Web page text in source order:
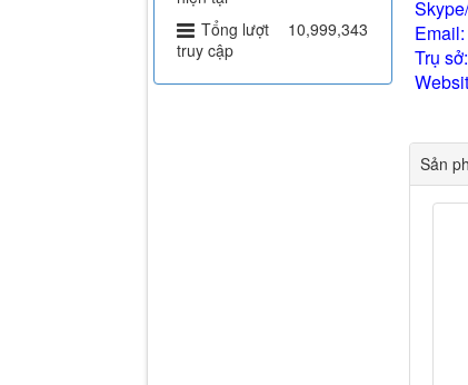
Trụ
Sản
Tổng lượt
truy cập
10,999,343